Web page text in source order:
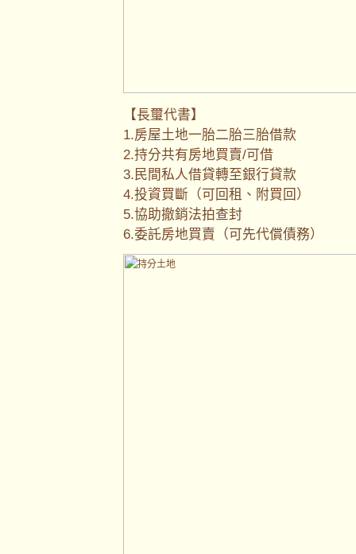
【長璽代書】
1.房屋土地一胎二胎三胎借款
2.持分共有房地買賣/可借
3.民間私人借貸轉至銀行貸款
4.投資買斷（可回租、附買回）
5.協助撤銷法拍查封
6.委託房地買賣（可先代償債務）